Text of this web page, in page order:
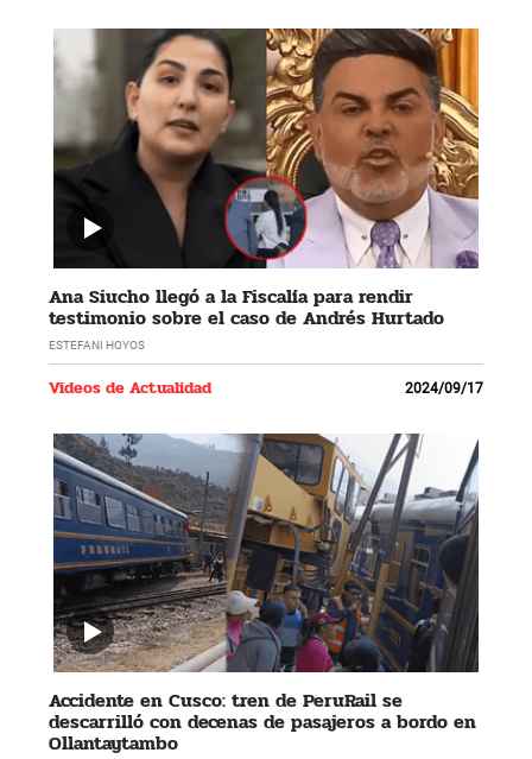
Ana Siucho llegó a la Fiscalía para rendir
testimonio sobre el caso de Andrés Hurtado
ESTEFANI HOYOS
Videos de Actualidad 2024/09/17
Accidente en Cusco: tren de PeruRail se
descarrilló con decenas de pasajeros a bordo en
Ollantaytambo